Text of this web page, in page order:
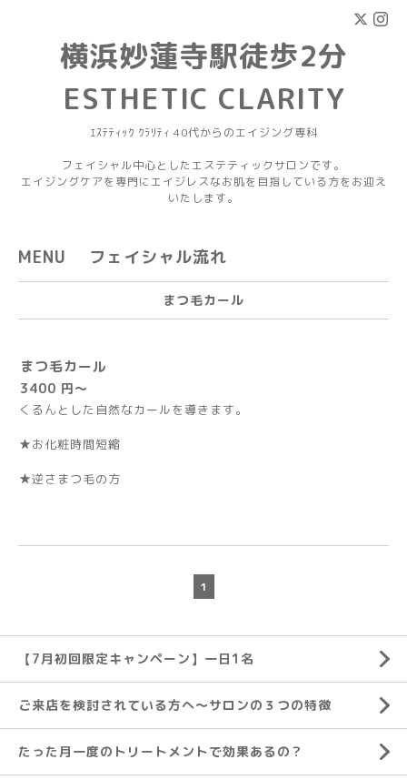
横浜妙蓮寺駅徒歩2分
ESTHETIC CLARITY
ｴｽﾃﾃｨｯｸ ｸﾗﾘﾃｨ 40代からのエイジング専科
フェイシャル中心としたエステティックサロンです。
エイジングケアを専門にエイジレスなお肌を目指している方をお迎え
いたします。
MENU フェイシャル流れ
まつ毛カール
まつ毛カール
3400 円～
くるんとした自然なカールを導きます。
★お化粧時間短縮
★逆さまつ毛の方
1
【7月初回限定キャンペーン】一日1名
ご来店を検討されている方へ～サロンの３つの特徴
たった月一度のトリートメントで効果あるの？